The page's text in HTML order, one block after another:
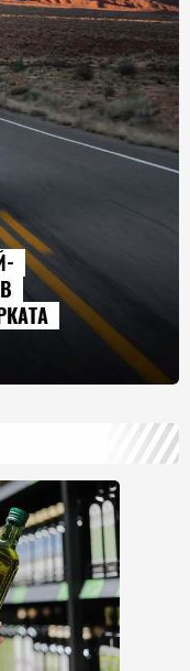
КОИТО ЩЕ
ПРЕЗ АВГУСТ
Г.